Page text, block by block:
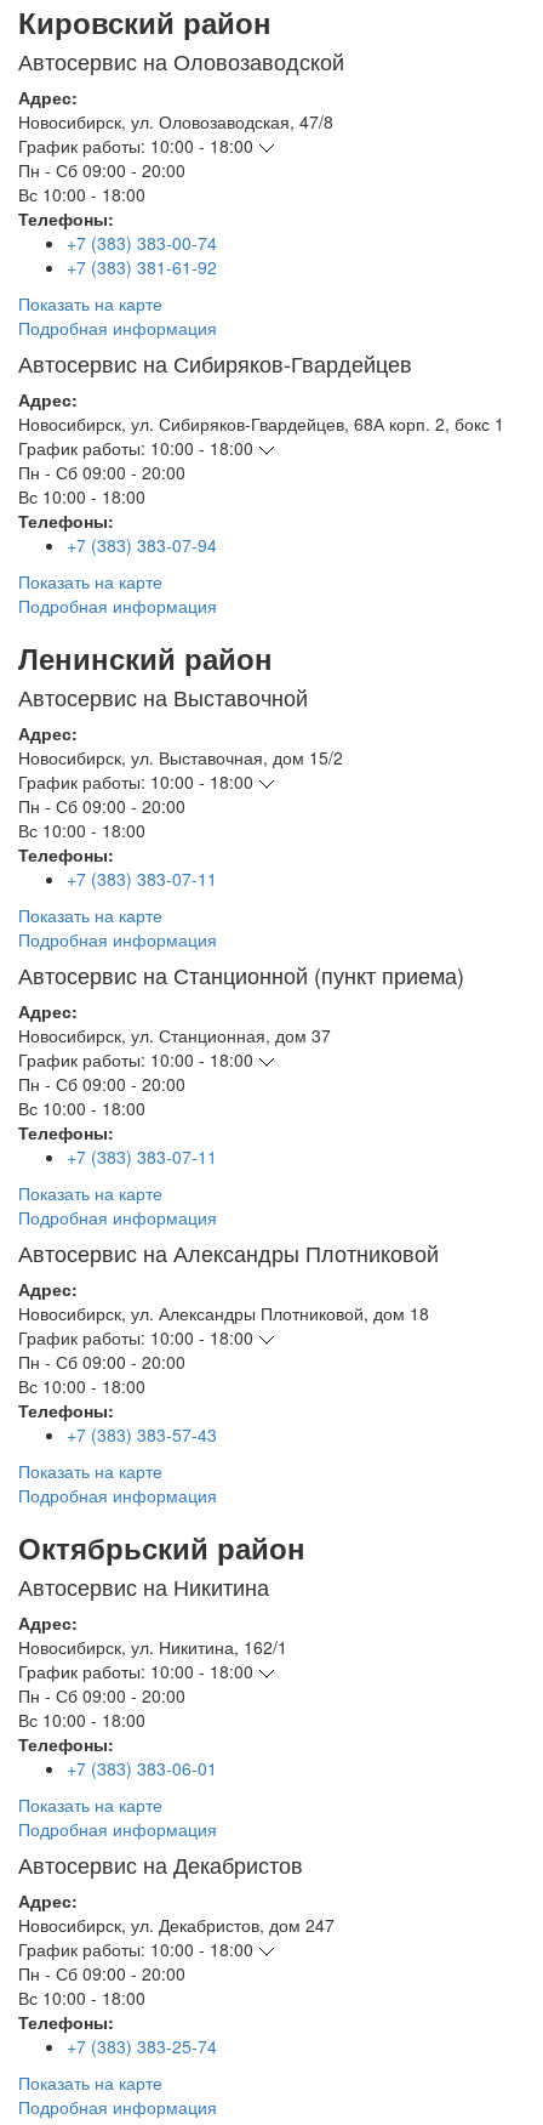
Кировский район
Автосервис на Оловозаводской
Адрес:
Новосибирск, ул. Оловозаводская, 47/8
График работы: 10:00 - 18:00
Пн - Сб 09:00 - 20:00
Вс 10:00 - 18:00
Телефоны:
+7 (383) 383-00-74
+7 (383) 381-61-92
Показать на карте
Подробная информация
Автосервис на Сибиряков-Гвардейцев
Адрес:
Новосибирск, ул. Сибиряков-Гвардейцев, 68А корп. 2, бокс 1
График работы: 10:00 - 18:00
Пн - Сб 09:00 - 20:00
Вс 10:00 - 18:00
Телефоны:
+7 (383) 383-07-94
Показать на карте
Подробная информация
Ленинский район
Автосервис на Выставочной
Адрес:
Новосибирск, ул. Выставочная, дом 15/2
График работы: 10:00 - 18:00
Пн - Сб 09:00 - 20:00
Вс 10:00 - 18:00
Телефоны:
+7 (383) 383-07-11
Показать на карте
Подробная информация
Автосервис на Станционной (пункт приема)
Адрес:
Новосибирск, ул. Станционная, дом 37
График работы: 10:00 - 18:00
Пн - Сб 09:00 - 20:00
Вс 10:00 - 18:00
Телефоны:
+7 (383) 383-07-11
Показать на карте
Подробная информация
Автосервис на Александры Плотниковой
Адрес:
Новосибирск, ул. Александры Плотниковой, дом 18
График работы: 10:00 - 18:00
Пн - Сб 09:00 - 20:00
Вс 10:00 - 18:00
Телефоны:
+7 (383) 383-57-43
Показать на карте
Подробная информация
Октябрьский район
Автосервис на Никитина
Адрес:
Новосибирск, ул. Никитина, 162/1
График работы: 10:00 - 18:00
Пн - Сб 09:00 - 20:00
Вс 10:00 - 18:00
Телефоны:
+7 (383) 383-06-01
Показать на карте
Подробная информация
Автосервис на Декабристов
Адрес:
Новосибирск, ул. Декабристов, дом 247
График работы: 10:00 - 18:00
Пн - Сб 09:00 - 20:00
Вс 10:00 - 18:00
Телефоны:
+7 (383) 383-25-74
Показать на карте
Подробная информация